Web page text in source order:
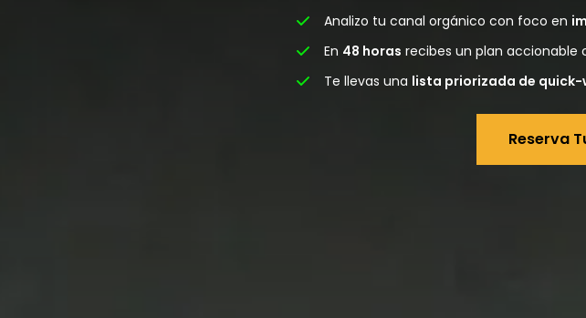
Analizo tu canal orgánico con foco en
En 48 horas recibes un plan accionable
Te llevas una lista priorizada de quick-
Reserva